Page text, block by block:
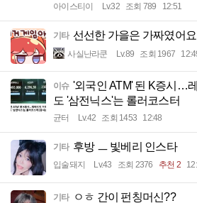
아이스티이 Lv.32 조회 789 12:51
기타 선선한 가을은 가짜였어
사실난라쿤 Lv.89 조회 1967
이슈 '외국인 ATM' 된 K증시…
도 '삼전닉스'는 롤러코스터
균터 Lv.42 조회 1453 12:48
기타 후방 ㅡ 빛베리 인스타
입술돼지 Lv.43 조회 2376 추천 2
기타 ㅇㅎ 간이 펀칭머신??